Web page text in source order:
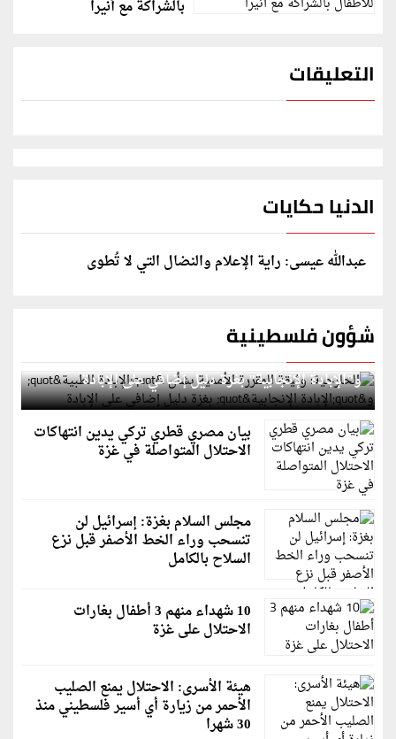
بالشراكة مع أنيرا
التعليقات
الدنيا حكايات
عبدالله عيسى: راية الإعلام والنضال التي لا تُطوى
شؤون فلسطينية
الخارجية: وثيقة المقررة الأممية بشأن "الإبادة الطبية"
و"الإبادة الإنجابية" بغزة دليل إضافي على الإبادة
بيان مصري قطري تركي يدين انتهاكات
الاحتلال المتواصلة في غزة
مجلس السلام بغزة: إسرائيل لن
تنسحب وراء الخط الأصفر قبل نزع
السلاح بالكامل
10 شهداء منهم 3 أطفال بغارات
الاحتلال على غزة
هيئة الأسرى: الاحتلال يمنع الصليب
الأحمر من زيارة أي أسير فلسطيني منذ
30 شهرا